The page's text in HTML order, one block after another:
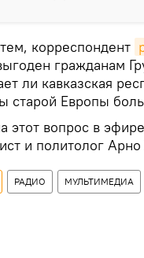
корреспондент
гражданам
ли кавказская
старой Европы
этот вопрос в
и политолог
РАДИО МУЛЬТИМЕДИА